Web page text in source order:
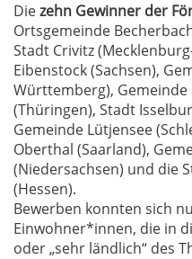
Diezehn Gewinner der
Ortsgemeinde
Stadt Crivitz
Eibenstock (Sachsen),
Württemberg),
(Thüringen), Stadt
Gemeinde Lütjensee
Oberthal (Saarland),
(Niedersachsen) und die
(Hessen).
Bewerben konnten sich
Einwohner*innen, die in
oder „sehr ländlich“ des